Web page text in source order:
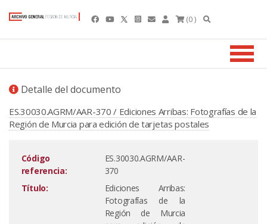
(0 )
Detalle del documento
ES.30030.AGRM/AAR-370 / Ediciones Arribas: Fotografías de la
Región de Murcia para edición de tarjetas postales
Código
referencia:
ES.30030.AGRM/AAR-
370
Título:
Ediciones Arribas:
Fotografías de la
Región de Murcia